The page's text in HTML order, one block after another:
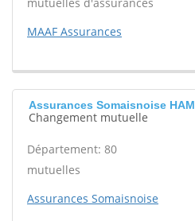
MAAF Assurances
Assurances Somaisnoise HAM
Changement mutuelle
Département: 80
mutuelles
Assurances Somaisnoise